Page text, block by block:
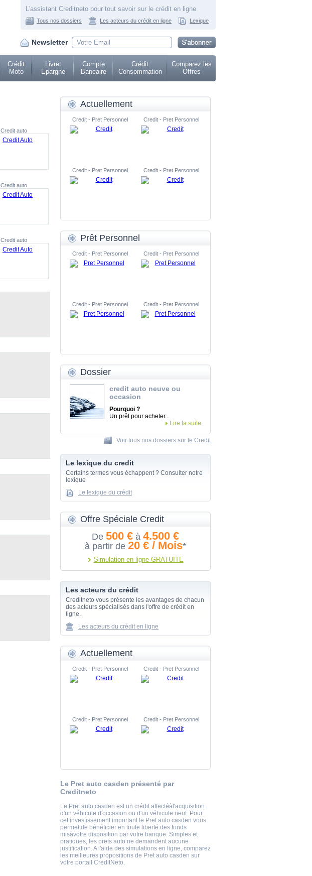
L'assistant Creditneto pour tout savoir sur le crédit en ligne
Tous nos dossiers Les acteurs du crédit en ligne Lexique
Newsletter
Crédit
Moto
Livret
Epargne
Compte
Bancaire
Crédit
Consommation
Comparez les
Offres
Credit auto
Credit auto
Credit auto
Actuellement
Credit - Pret Personnel Credit - Pret Personnel
Credit - Pret Personnel Credit - Pret Personnel
Prêt Personnel
Credit - Pret Personnel Credit - Pret Personnel
Credit - Pret Personnel Credit - Pret Personnel
Dossier
credit auto neuve ou
occasion
Pourquoi ?
Un prêt pour acheter...
Lire la suite
Voir tous nos dossiers sur le Credit
Le lexique du credit
Certains termes vous échappent ? Consulter notre
lexique
Le lexique du crédit
Offre Spéciale Credit
De 500 € à 4.500 €
à partir de 20 € / Mois*
Simulation en ligne GRATUITE
Les acteurs du crédit
Creditneto vous présente les avantages de chacun
des acteurs spécialisés dans l'offre de crédit en
ligne.
Les acteurs du crédit en ligne
Actuellement
Credit - Pret Personnel Credit - Pret Personnel
Credit - Pret Personnel Credit - Pret Personnel
Le Pret auto casden présenté par
Creditneto
Le Pret auto casden est un crédit affectéàl'acquisition
d'un véhicule d'occasion ou d'un véhicule neuf. Pour
cet investissement important le Pret auto casden vous
permet de bénéficier en toute liberté des fonds
misàvotre disposition par votre banque. Simples et
pratiques, les prets auto ne demandent aucune
justification. A l'aide des simulations en ligne, comparez
les meilleures propositions de Pret auto casden sur
votre portail CreditNeto.